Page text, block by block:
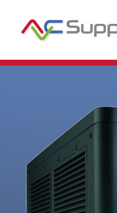
naar